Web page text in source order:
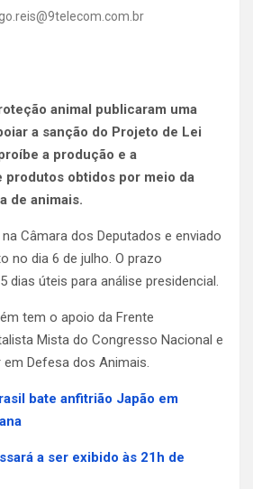
animal publicaram uma
a sanção do Projeto de Lei
a produção e a
produtos obtidos por meio da
de animais.
Câmara dos Deputados e enviado
no dia 6 de julho. O prazo
dias úteis para análise presidencial.
tem o apoio da Frente
Mista do Congresso Nacional e
Defesa dos Animais.
bate anfitrião Japão em
a ser exibido às 21h de